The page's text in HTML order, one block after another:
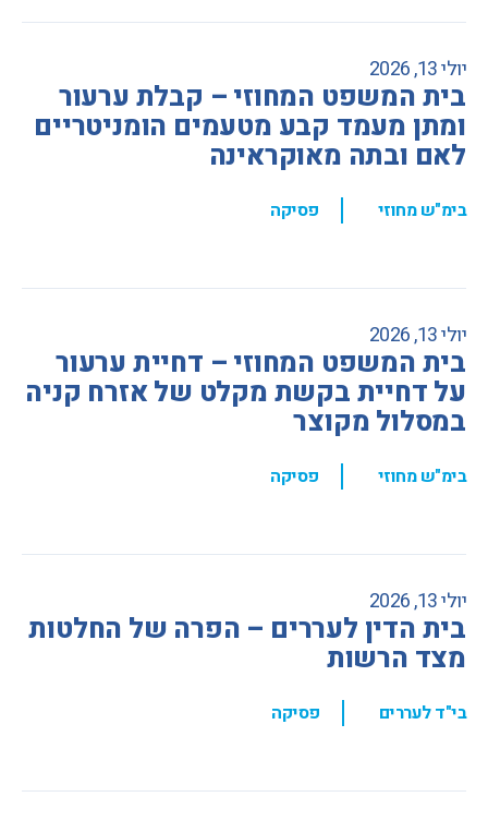
יולי 13, 2026
בית המשפט המחוזי – קבלת ערעור
ומתן מעמד קבע מטעמים הומניטריים
לאם ובתה מאוקראינה
בימ"ש מחוזי , פסיקה
יולי 13, 2026
בית המשפט המחוזי – דחיית ערעור
על דחיית בקשת מקלט של אזרח קניה
במסלול מקוצר
בימ"ש מחוזי , פסיקה
יולי 13, 2026
בית הדין לעררים – הפרה של החלטות
מצד הרשות
בי"ד לעררים , פסיקה